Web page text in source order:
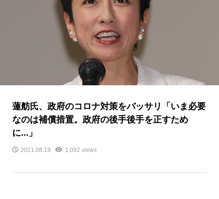
蓮舫氏、政府のコロナ対策をバッサリ「いま必要
なのは補償措置。政府の後手後手を正すため
に…」
2021.08.18 1,092 views